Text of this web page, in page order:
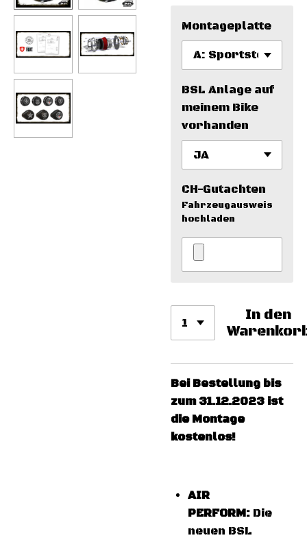
Montageplatte
BSL Anlage auf
meinem Bike
vorhanden
CH-Gutachten
Fahrzeugausweis
hochladen
In den
Bei Bestellung bis
zum 31.12.2023 ist
die Montage
kostenlos!
AIR
PERFORM: Die
neuen BSL